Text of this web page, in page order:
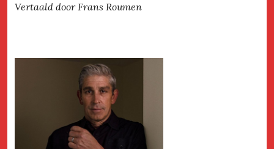
Vertaald door Frans Roumen